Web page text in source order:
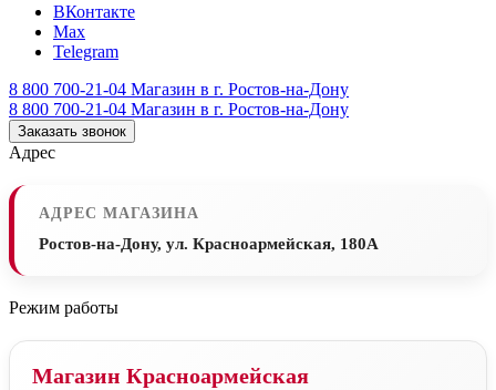
ВКонтакте
Max
Telegram
8 800 700-21-04 Магазин в г. Ростов-на-Дону
8 800 700-21-04 Магазин в г. Ростов-на-Дону
Заказать звонок
Адрес
АДРЕС МАГАЗИНА
Ростов-на-Дону, ул. Красноармейская, 180А
Режим работы
Магазин Красноармейская